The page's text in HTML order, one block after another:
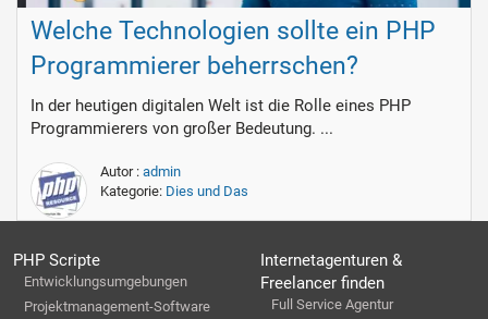
Welche Technologien sollte ein PHP
Programmierer beherrschen?
In der heutigen digitalen Welt ist die Rolle eines PHP
Programmierers von großer Bedeutung. ...
Autor : admin
Kategorie: Dies und Das
PHP Scripte
Entwicklungsumgebungen
Projektmanagement-Software
Internetagenturen &
Freelancer finden
Full Service Agentur